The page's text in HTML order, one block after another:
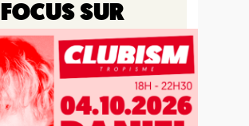
FOCUS SUR